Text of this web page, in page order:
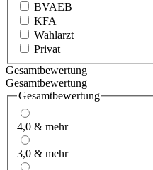
BVAEB
KFA
Wahlarzt
Privat
Gesamtbewertung
Gesamtbewertung
Gesamtbewertung
4,0 & mehr
3,0 & mehr